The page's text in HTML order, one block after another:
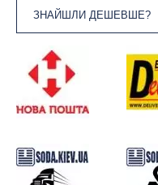
ЗНАЙШЛИ ДЕШЕВШЕ?